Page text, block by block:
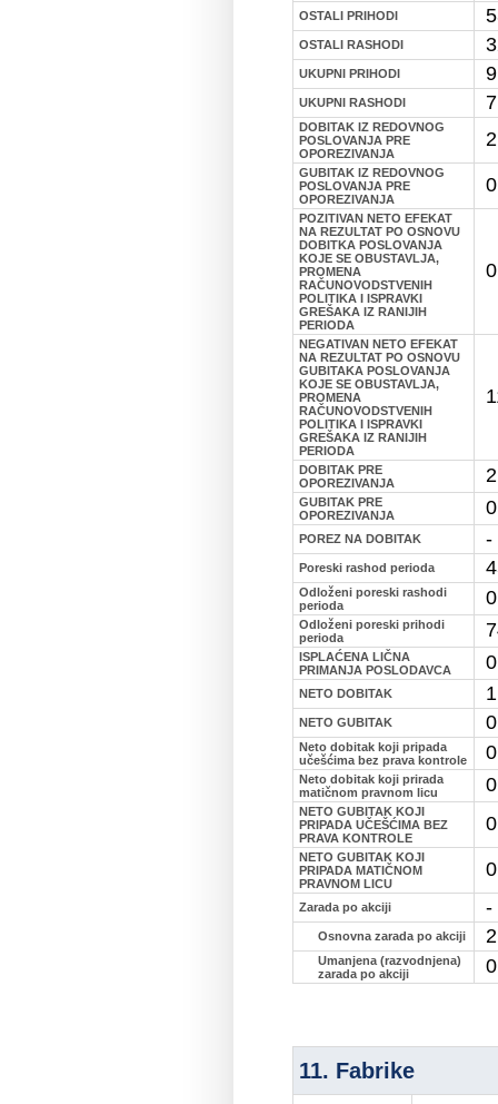
OSTALI PRIHODI
OSTALI RASHODI
UKUPNI PRIHODI
UKUPNI RASHODI
DOBITAK IZ REDOVNOG
POSLOVANJA PRE
OPOREZIVANJA
GUBITAK IZ REDOVNOG
POSLOVANJA PRE
OPOREZIVANJA
0
POZITIVAN NETO EFEKAT
NA REZULTAT PO OSNOVU
DOBITKA POSLOVANJA
KOJE SE OBUSTAVLJA,
PROMENA
RAČUNOVODSTVENIH
POLITIKA I ISPRAVKI
GREŠAKA IZ RANIJIH
PERIODA
0
NEGATIVAN NETO EFEKAT
NA REZULTAT PO OSNOVU
GUBITAKA POSLOVANJA
KOJE SE OBUSTAVLJA,
PROMENA
RAČUNOVODSTVENIH
POLITIKA I ISPRAVKI
GREŠAKA IZ RANIJIH
PERIODA
DOBITAK PRE
OPOREZIVANJA
GUBITAK PRE
OPOREZIVANJA
0
POREZ NA DOBITAK -
Poreski rashod perioda
Odloženi poreski rashodi
perioda
0
Odloženi poreski prihodi
perioda
ISPLAĆENA LIČNA
PRIMANJA POSLODAVCA
0
NETO DOBITAK
NETO GUBITAK 0
Neto dobitak koji pripada
učešćima bez prava kontrole
0
Neto dobitak koji prirada
matičnom pravnom licu
0
NETO GUBITAK KOJI
PRIPADA UČEŠĆIMA BEZ
PRAVA KONTROLE
0
NETO GUBITAK KOJI
PRIPADA MATIČNOM
PRAVNOM LICU
0
Zarada po akciji -
Osnovna zarada po akciji 2
Umanjena (razvodnjena)
zarada po akciji
0
11. Fabrike